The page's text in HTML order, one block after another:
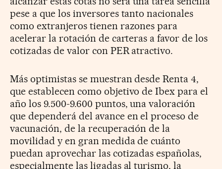
pese a que los inversores tanto nacionales
como extranjeros tienen razones para
acelerar la rotación de carteras a favor de los
cotizadas de valor con PER atractivo.
Más optimistas se muestran desde Renta 4,
que establecen como objetivo de Ibex para el
año los 9.500-9.600 puntos, una valoración
que dependerá del avance en el proceso de
vacunación, de la recuperación de la
movilidad y en gran medida de cuánto
puedan aprovechar las cotizadas españolas,
especialmente las ligadas al turismo, la